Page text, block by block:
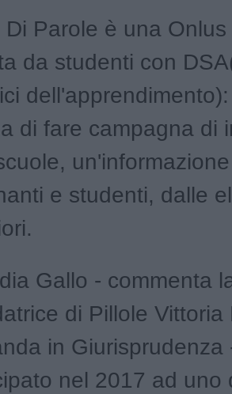
Di Parole è una
da studenti con
di fare campagna di
e studenti, dalle
Gallo - commenta
di Pillole Vittoria
in Giurisprudenza
nel 2017 ad uno